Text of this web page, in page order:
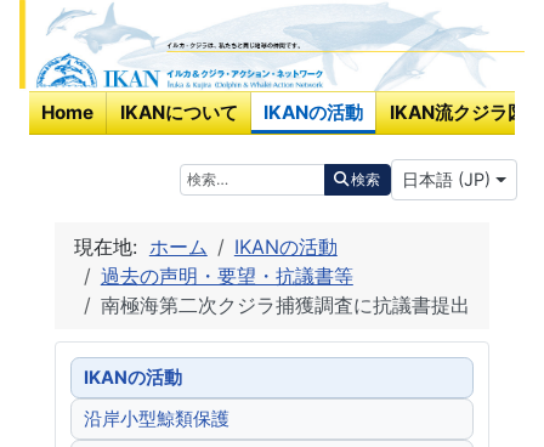
検索 検索 あなたが使う言
日本語 (JP)
Home IKANについて IKANの活動 IKAN流クジラ図鑑
現在地: ホーム
IKANの活動
過去の声明・要望・抗議書等
南極海第二次クジラ捕獲調査に抗議書提出
IKANの活動
沿岸小型鯨類保護